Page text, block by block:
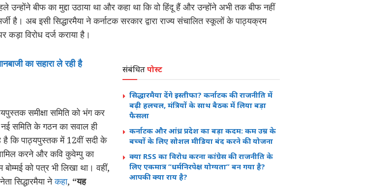
बीफ का मुद्दा उठाया था और कहा था कि वो हिंदू हैं और उन्होंने अभी तक बीफ नहीं
है। अब इसी सिद्धारमैया ने कर्नाटक सरकार द्वारा राज्य संचालित स्कूलों के पाठ्यक्रम
कड़ा विरोध दर्ज कराया है।
संबंधितपोस्ट
सिद्धारमैया देंगे इस्तीफा? कर्नाटक की राजनीति में
बढ़ी हलचल, मंत्रियों के साथ बैठक में लिया बड़ा
फैसला
कर्नाटक और आंध्र प्रदेश का बड़ा कदम: कम उम्र के
बच्चों के लिए सोशल मीडिया बंद करने की योजना
क्या RSS का विरोध करना कांग्रेस की राजनीति के
लिए एकमात्र “धर्मनिरपेक्ष योग्यता” बन गया है?
आपकी क्या राय है?
का सहारा ले रही है
समीक्षा समिति को भंग कर
समिति के गठन का सवाल ही
है कि पाठ्यपुस्तक में 12वीं सदी के
करने और कवि कुवेम्पु का
को पत्र भी लिखा था। वहीं,
सिद्धारमैया नेकहा, “यह